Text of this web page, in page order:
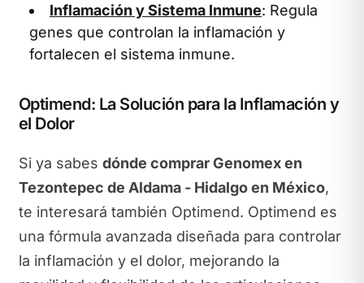
Inflamación y Sistema Inmune: Regula
genes que controlan la inflamación y
fortalecen el sistema inmune.
Optimend: La Solución para la Inflamación y
el Dolor
Si ya sabes dónde comprar Genomex en
Tezontepec de Aldama - Hidalgo en México,
te interesará también Optimend. Optimend es
una fórmula avanzada diseñada para controlar
la inflamación y el dolor, mejorando la